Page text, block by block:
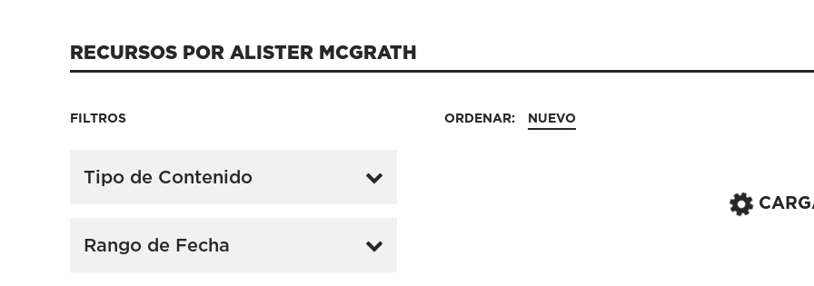
RECURSOS POR ALISTER MCGRATH
FILTROS
Tipo de Contenido
Rango de Fecha
ORDENAR: NUEVO